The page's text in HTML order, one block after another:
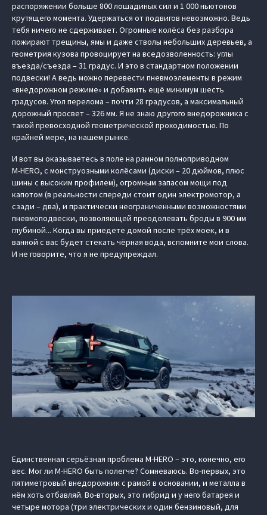
распоряжении больше 800 лошадиных сил и 1 000 ньютонов
крутящего момента. Удержаться от подвигов невозможно. Ведь
тебя ничего не сдерживает. Огромные колёса без разбора
пожирают трещины, ямы и даже стволы небольших деревьев, а
геометрия кузова провоцирует на вседозволенность: углы
въезда/съезда – 31 градус. И это в стандартном положении
подвески! А ведь можно перевести пневмоэлементы в режим
«внедорожном режиме» и добавить ещё минимум шесть
градусов. Угол перелома – почти 28 градусов, а максимальный
дорожный просвет – 326 мм. Я не знаю другого внедорожника с
такой превосходной геометрической проходимостью. По
крайней мере, на нашем рынке.
И вот вы оказываетесь в поле на рамном полноприводном
M‑HERO, с монструозными колёсами (диски – 20 дюймов, плюс
шины с высоким профилем), огромным запасом мощи под
капотом (в реальности спереди стоит один электромотор, а
сзади – два), и практически неограниченными возможностями
пневмоподвески, позволяющей преодолевать броды в 900 мм
глубиной... Когда вы приедете домой после трёх моек, и в
ванной с вас будет стекать чёрная вода, вспомните мои слова.
И не говорите, что я не предупреждал.
Единственная серьёзная проблема M‑HERO – это, конечно, его
вес. Мог ли M‑HERO быть полегче? Сомневаюсь. Во-первых, это
пятиметровый внедорожник с рамой в основании, и металла в
нём хоть отбавляй. Во-вторых, это гибрид и у него батарея и
четыре мотора (три электрических и один бензиновый, для